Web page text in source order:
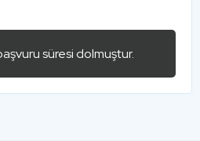
süresi dolmuştur.